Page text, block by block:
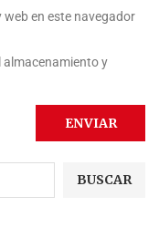
en este navegador
y
BUSCAR